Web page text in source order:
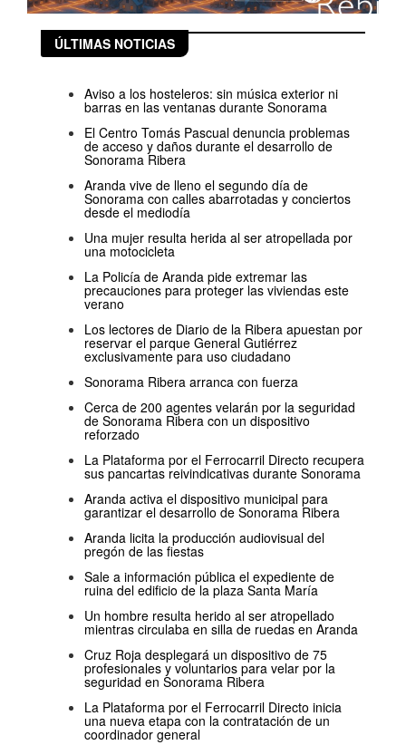
ÚLTIMAS NOTICIAS
Aviso a los hosteleros: sin música exterior ni
barras en las ventanas durante Sonorama
El Centro Tomás Pascual denuncia problemas
de acceso y daños durante el desarrollo de
Sonorama Ribera
Aranda vive de lleno el segundo día de
Sonorama con calles abarrotadas y conciertos
desde el mediodía
Una mujer resulta herida al ser atropellada por
una motocicleta
La Policía de Aranda pide extremar las
precauciones para proteger las viviendas este
verano
Los lectores de Diario de la Ribera apuestan por
reservar el parque General Gutiérrez
exclusivamente para uso ciudadano
Sonorama Ribera arranca con fuerza
Cerca de 200 agentes velarán por la seguridad
de Sonorama Ribera con un dispositivo
reforzado
La Plataforma por el Ferrocarril Directo recupera
sus pancartas reivindicativas durante Sonorama
Aranda activa el dispositivo municipal para
garantizar el desarrollo de Sonorama Ribera
Aranda licita la producción audiovisual del
pregón de las fiestas
Sale a información pública el expediente de
ruina del edificio de la plaza Santa María
Un hombre resulta herido al ser atropellado
mientras circulaba en silla de ruedas en Aranda
Cruz Roja desplegará un dispositivo de 75
profesionales y voluntarios para velar por la
seguridad en Sonorama Ribera
La Plataforma por el Ferrocarril Directo inicia
una nueva etapa con la contratación de un
coordinador general